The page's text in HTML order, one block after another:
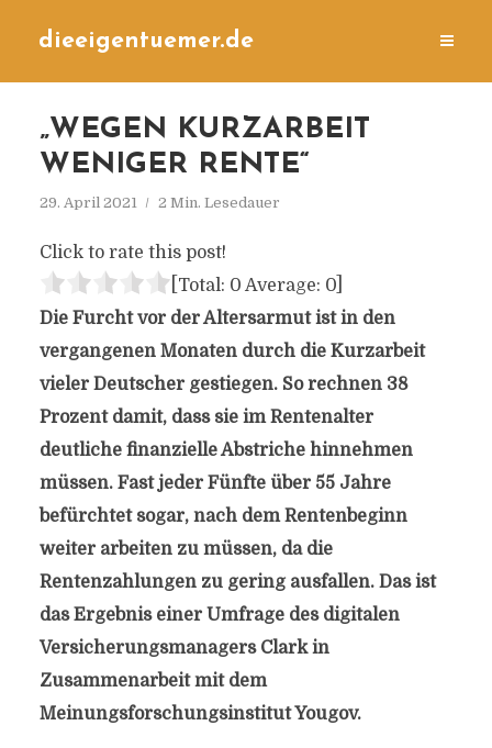
dieeigentuemer.de
„WEGEN KURZARBEIT
WENIGER RENTE“
29. April 2021 2 Min. Lesedauer
Click to rate this post!
[Total: 0 Average: 0]
Die Furcht vor der Altersarmut ist in den
vergangenen Monaten durch die Kurzarbeit
vieler Deutscher gestiegen. So rechnen 38
Prozent damit, dass sie im Rentenalter
deutliche finanzielle Abstriche hinnehmen
müssen. Fast jeder Fünfte über 55 Jahre
befürchtet sogar, nach dem Rentenbeginn
weiter arbeiten zu müssen, da die
Rentenzahlungen zu gering ausfallen. Das ist
das Ergebnis einer Umfrage des digitalen
Versicherungsmanagers Clark in
Zusammenarbeit mit dem
Meinungsforschungsinstitut Yougov.